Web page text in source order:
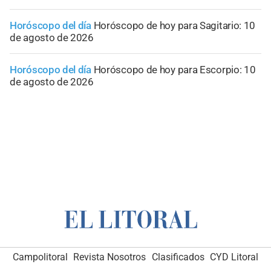
Horóscopo del día Horóscopo de hoy para Sagitario: 10
de agosto de 2026
Horóscopo del día Horóscopo de hoy para Escorpio: 10
de agosto de 2026
Campolitoral Revista Nosotros Clasificados CYD Litoral